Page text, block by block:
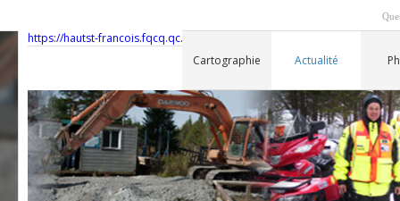
https://hautst-francois.fqcq.qc.ca/assets/nouveau-logo-pour-panneaux-
Cartographie
Actualité